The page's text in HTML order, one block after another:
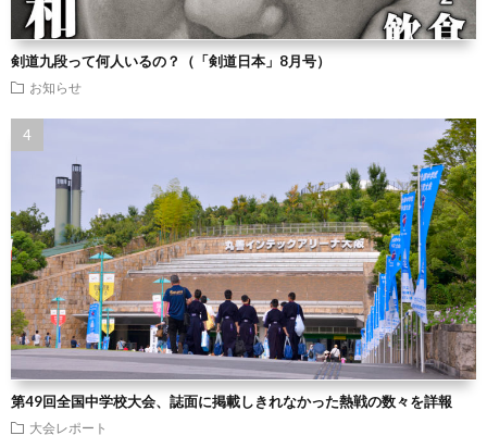
剣道九段って何人いるの？（「剣道日本」8月号）
お知らせ
第49回全国中学校大会、誌面に掲載しきれなかった熱戦の数々を詳報
大会レポート